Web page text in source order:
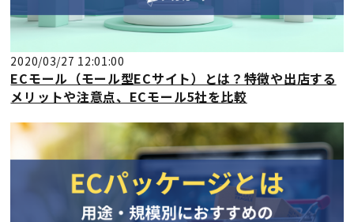
2020/03/27 12:01:00
ECモール（モール型ECサイト）とは？特徴や出店する
メリットや注意点、ECモール5社を比較